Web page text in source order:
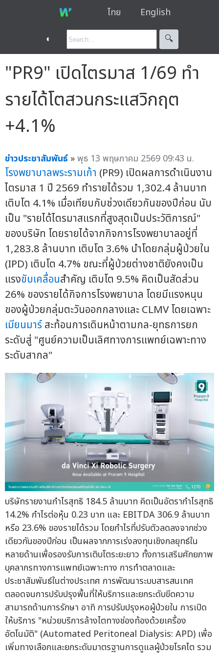
ไทย English
◐ 🔍︎
"PR9" เปิดไตรมาส 1/69 ทำ
รายได้โตสวนกระแสวิกฤต
+4.1%
ข่าวประชาสัมพันธ์ »พุธ 13 พฤษภาคม 2569 09:43 น.
โรงพยาบาลพระรามเก้า (PR9) เปิดผลการดำเนินงาน
ไตรมาส 1 ปี 2569 ทำรายได้รวม 1,302.4 ล้านบาท
เติบโต 4.1% เมื่อเทียบกับช่วงเดียวกันของปีก่อน นับ
เป็น "รายได้ไตรมาสแรกที่สูงสุดเป็นประวัติการณ์"
ของบริษัท โดยรายได้จากกิจการโรงพยาบาลอยู่ที่
1,283.8 ล้านบาท เติบโต 3.6% นำโดยกลุ่มผู้ป่วยใน
(IPD) เติบโต 4.7% ขณะที่ผู้ป่วยต่างชาติยังคงเป็น
แรงขับเคลื่อนสำคัญ เติบโต 9.5% คิดเป็นสัดส่วน
26% ของรายได้กิจการโรงพยาบาล โดยมีแรงหนุน
ของผู้ป่วยกลุ่มตะวันออกกลางและ CLMV โดยเฉพาะ
เมียนมาร์สะท้อนการเดินหน้าตามกล-ยุทธการยก
ระดับสู่ "ศูนย์ความเป็นเลิศทางการแพทย์เฉพาะทาง
ระดับสากล"
บริษัทรายงานกำไรสุทธิ 184.5 ล้านบาท คิดเป็นอัตรากำไรสุทธิ
14.2% กำไรต่อหุ้น 0.23 บาท และ EBITDA 306.9 ล้านบาท
หรือ 23.6% ของรายได้รวม โดยกำไรที่ปรับตัวลดลงจากช่วง
เดียวกันของปีก่อน เป็นผลจากการเร่งลงทุนเชิงกลยุทธ์ใน
หลายด้านเพื่อรองรับการเติบโตระยะยาว ทั้งการเสริมศักยภาพ
บุคลากรทางการแพทย์เฉพาะทาง การทำตลาดและ
ประชาสัมพันธ์ในต่างประเทศ การพัฒนาระบบสารสนเทศ
ตลอดจนการปรับปรุงพื้นที่ให้บริการและยกระดับขีดความ
สามารถด้านการรักษา อาทิ การปรับปรุงหอผู้ป่วยใน การเปิด
ให้บริการ "หน่วยบริการล้างไตทางช่องท้องด้วยเครื่อง
อัตโนมัติ" (Automated Peritoneal Dialysis: APD) เพื่อ
เพิ่มทางเลือกและยกระดับมาตรฐานการดูแลผู้ป่วยโรคไต รวม